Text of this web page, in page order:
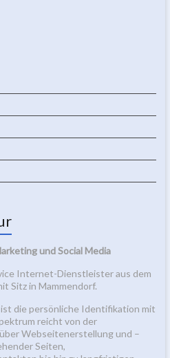
und Social Media
Internet-Dienstleister aus dem
Sitz in Mammendorf.
die persönliche Identifikation mit
reicht von der
Webseitenerstellung und –
Seiten,